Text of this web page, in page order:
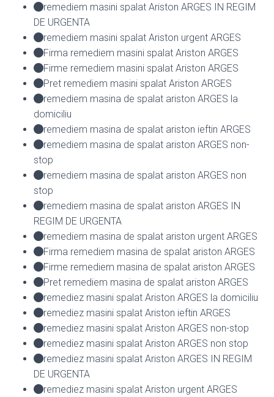
remediem masini spalat Ariston ARGES IN REGIM
DE URGENTA
remediem masini spalat Ariston urgent ARGES
Firma remediem masini spalat Ariston ARGES
Firme remediem masini spalat Ariston ARGES
Pret remediem masini spalat Ariston ARGES
remediem masina de spalat ariston ARGES la
domiciliu
remediem masina de spalat ariston ieftin ARGES
remediem masina de spalat ariston ARGES non-
stop
remediem masina de spalat ariston ARGES non
stop
remediem masina de spalat ariston ARGES IN
REGIM DE URGENTA
remediem masina de spalat ariston urgent ARGES
Firma remediem masina de spalat ariston ARGES
Firme remediem masina de spalat ariston ARGES
Pret remediem masina de spalat ariston ARGES
remediez masini spalat Ariston ARGES la domiciliu
remediez masini spalat Ariston ieftin ARGES
remediez masini spalat Ariston ARGES non-stop
remediez masini spalat Ariston ARGES non stop
remediez masini spalat Ariston ARGES IN REGIM
DE URGENTA
remediez masini spalat Ariston urgent ARGES